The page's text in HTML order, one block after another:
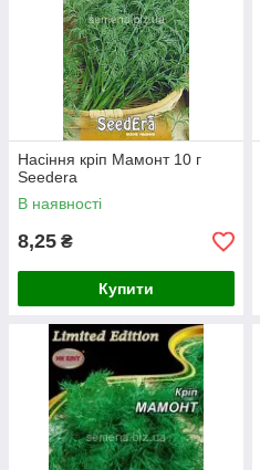
Насіння кріп Мамонт 10 г
Seedera
В наявності
8,25 ₴
Купити